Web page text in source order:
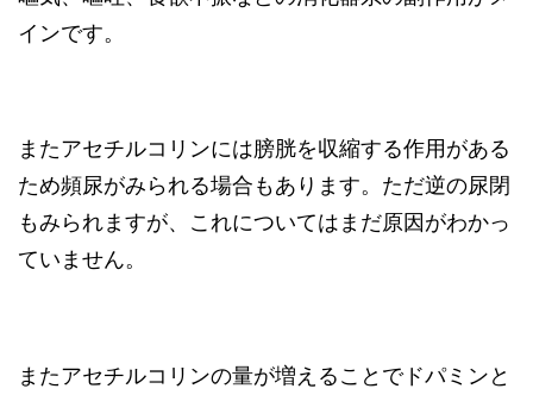
インです。
またアセチルコリンには膀胱を収縮する作用がある
ため頻尿がみられる場合もあります。ただ逆の尿閉
もみられますが、これについてはまだ原因がわかっ
ていません。
またアセチルコリンの量が増えることでドパミンと